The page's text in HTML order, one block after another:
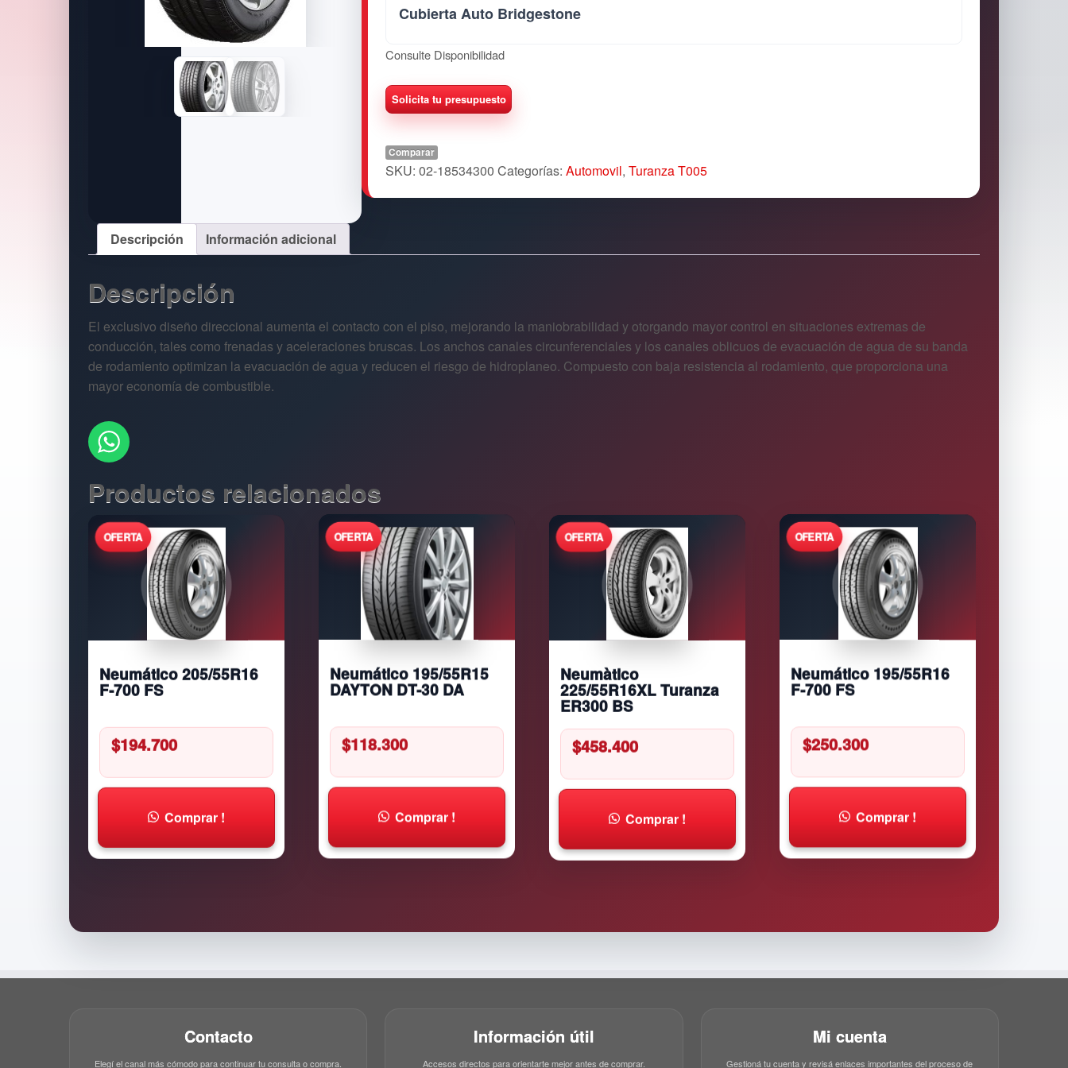
Cubierta Auto Bridgestone
Consulte Disponibilidad
Comparar
SKU: 02-18534300 Categorías: Automovil, Turanza T005
Descripción Información adicional
Descripción
El exclusivo diseño direccional aumenta el contacto con el piso, mejorando la maniobrabilidad y otorgando mayor control en situaciones extremas de
conducción, tales como frenadas y aceleraciones bruscas. Los anchos canales circunferenciales y los canales oblicuos de evacuación de agua de su banda
de rodamiento optimizan la evacuación de agua y reducen el riesgo de hidroplaneo. Compuesto con baja resistencia al rodamiento, que proporciona una
mayor economía de combustible.
Productos relacionados
Neumático 205/55R16
F-700 FS
$194.700
Comprar !
Neumático 195/55R15
DAYTON DT-30 DA
$118.300
Comprar !
Neumàtico
225/55R16XL Turanza
ER300 BS
$458.400
Comprar !
Neumático 195/55R16
F-700 FS
$250.300
Comprar !
Contacto
Elegí el canal más cómodo para continuar tu consulta o compra.
Información útil
Accesos directos para orientarte mejor antes de comprar.
Mi cuenta
Gestioná tu cuenta y revisá enlaces importantes del proceso de